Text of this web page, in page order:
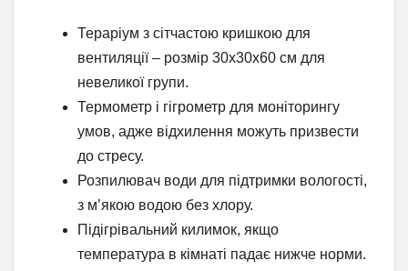
Тераріум з сітчастою кришкою для
вентиляції – розмір 30x30x60 см для
невеликої групи.
Термометр і гігрометр для моніторингу
умов, адже відхилення можуть призвести
до стресу.
Розпилювач води для підтримки вологості,
з м’якою водою без хлору.
Підігрівальний килимок, якщо
температура в кімнаті падає нижче норми.